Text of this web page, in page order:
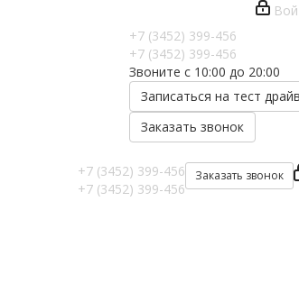
+7 (3452) 399-456
+7 (3452) 399-456
Звоните с 10:00 до 20:00
Записаться на тест
Заказать звонок
Заказать звонок
+7 (3452) 399-456
+7 (3452) 399-456